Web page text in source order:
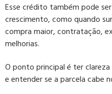
Esse crédito também pode
crescimento, como quando
compra maior, contratação,
melhorias.
O ponto principal é ter
e entender se a parcela cabe